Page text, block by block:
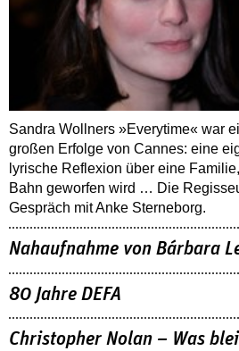
Sandra Wollners »Everytime« war
großen Erfolge von Cannes: eine
lyrische Reflexion über eine
Bahn geworfen wird … Die
Gespräch mit Anke Sterneborg.
Nahaufnahme von Bárbara
80 Jahre DEFA
Christopher Nolan – Was